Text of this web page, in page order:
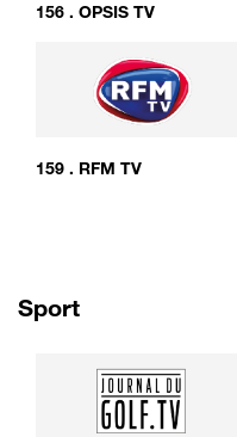
156 . OPSIS TV
159 . RFM TV
Sport